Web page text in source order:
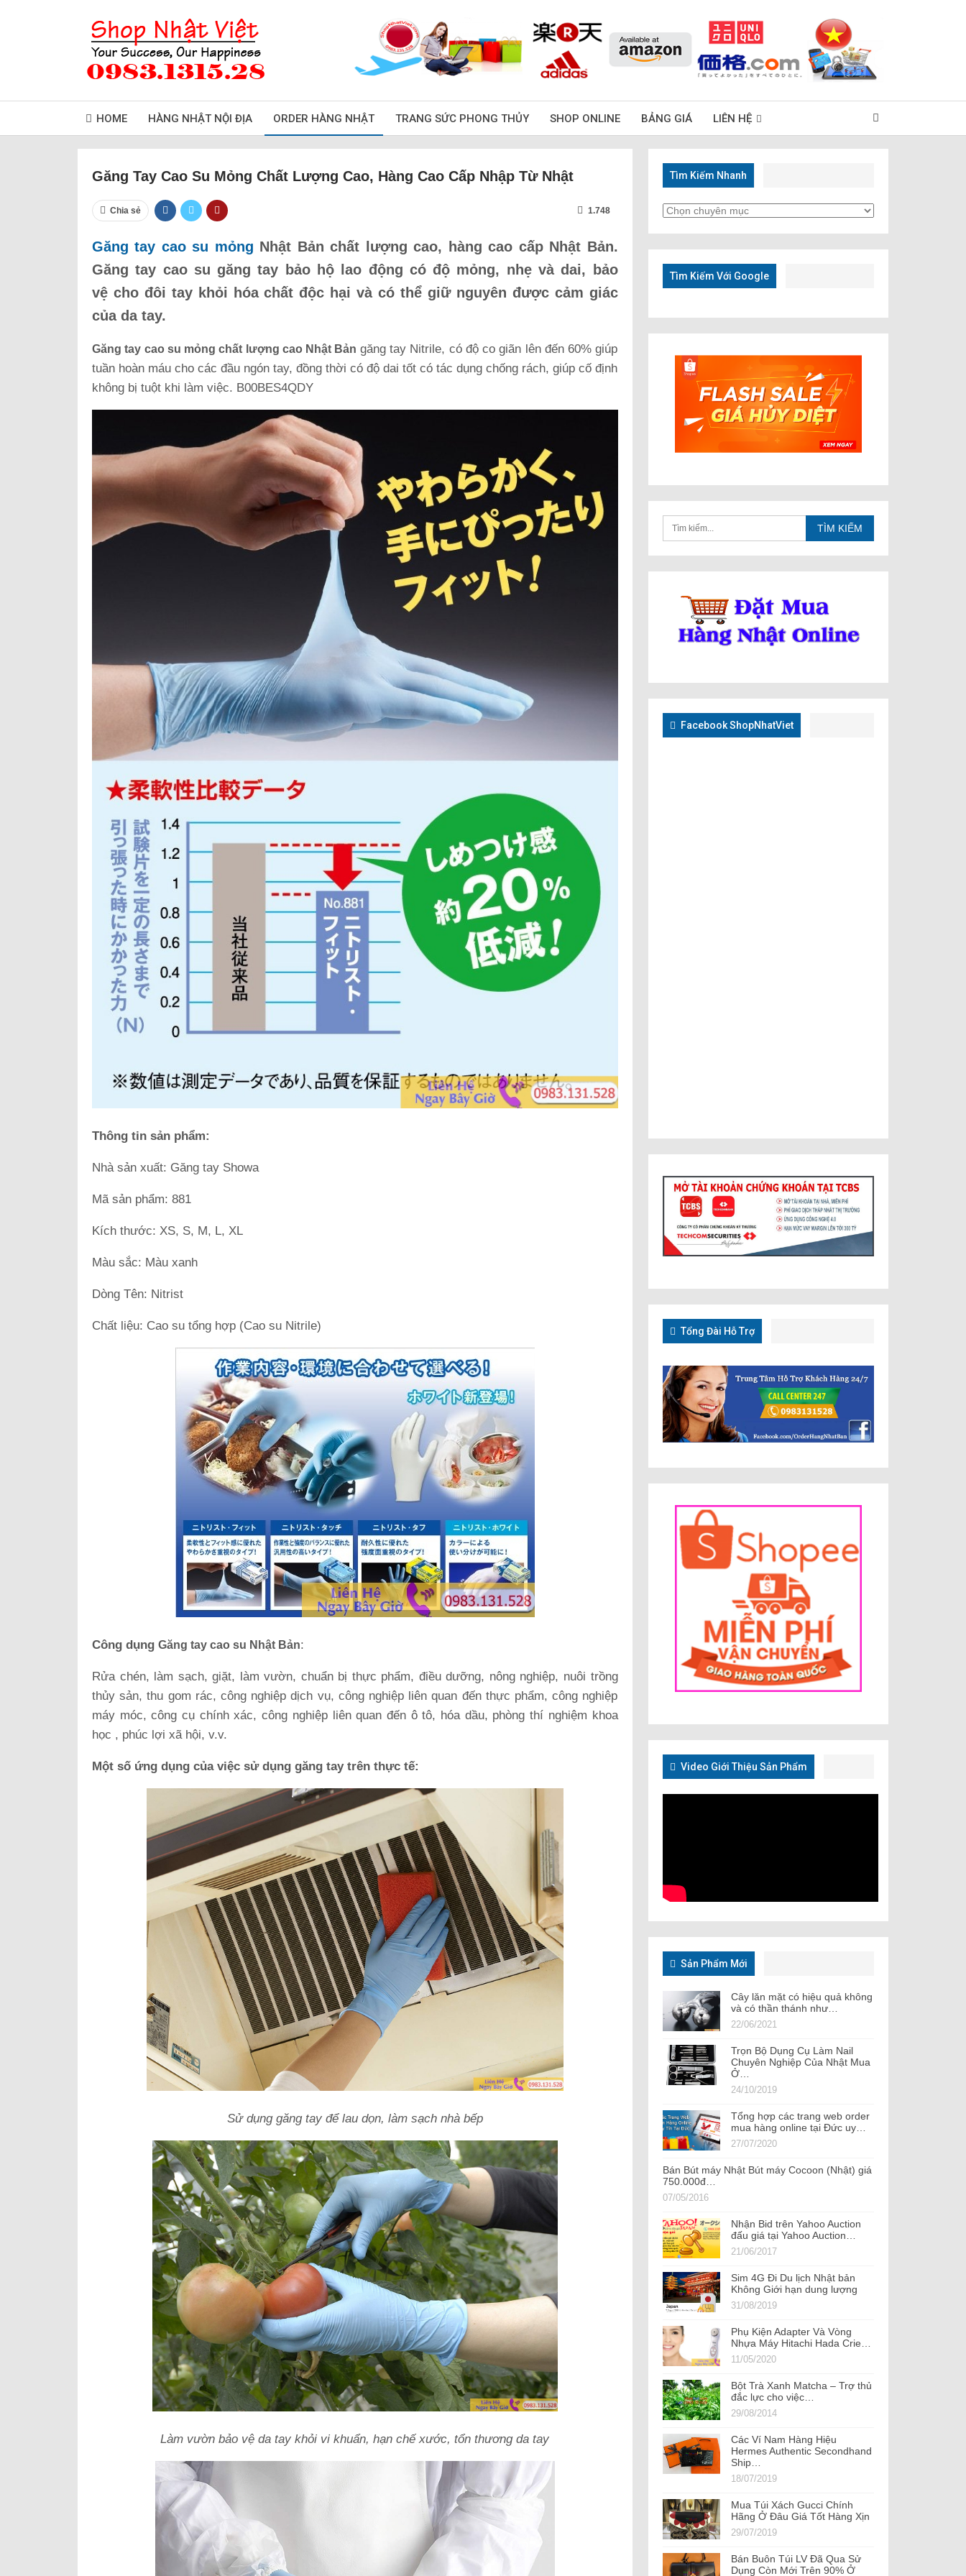
HOME HÀNG NHẬT NỘI ĐỊA ORDER HÀNG NHẬT TRANG SỨC PHONG THỦY SHOP ONLINE BẢNG GIÁ LIÊN HỆ
Găng Tay Cao Su Mỏng Chất Lượng Cao, Hàng Cao Cấp Nhập Từ Nhật
Chia sẻ 1.748
Găng tay cao su mỏng Nhật Bản chất lượng cao, hàng cao cấp Nhật Bản.
Găng tay cao su găng tay bảo hộ lao động có độ mỏng, nhẹ và dai, bảo
vệ cho đôi tay khỏi hóa chất độc hại và có thể giữ nguyên được cảm giác
của da tay.
Găng tay cao su mỏng chất lượng cao Nhật Bản găng tay Nitrile, có độ co giãn lên đến 60% giúp
tuần hoàn máu cho các đầu ngón tay, đồng thời có độ dai tốt có tác dụng chống rách, giúp cố định
không bị tuột khi làm việc. B00BES4QDY
Thông tin sản phẩm:
Nhà sản xuất: Găng tay Showa
Mã sản phẩm: 881
Kích thước: XS, S, M, L, XL
Màu sắc: Màu xanh
Dòng Tên: Nitrist
Chất liệu: Cao su tổng hợp (Cao su Nitrile)
Công dụng Găng tay cao su Nhật Bản:
Rửa chén, làm sạch, giặt, làm vườn, chuẩn bị thực phẩm, điều dưỡng, nông nghiệp, nuôi trồng
thủy sản, thu gom rác, công nghiệp dịch vụ, công nghiệp liên quan đến thực phẩm, công nghiệp
máy móc, công cụ chính xác, công nghiệp liên quan đến ô tô, hóa dầu, phòng thí nghiệm khoa
học , phúc lợi xã hội, v.v.
Một số ứng dụng của việc sử dụng găng tay trên thực tế:
Sử dụng găng tay để lau dọn, làm sạch nhà bếp
Làm vườn bảo vệ da tay khỏi vi khuẩn, hạn chế xước, tổn thương da tay
Tìm Kiếm Nhanh
Tìm
Tìm Kiếm Với Google
Facebook ShopNhatViet
Tổng Đài Hỗ Trợ
Video Giới Thiệu Sản Phẩm
Sản Phẩm Mới
Cây lăn mặt có hiệu quả không
và có thần thánh như…
22/06/2021
Trọn Bộ Dụng Cụ Làm Nail
Chuyên Nghiệp Của Nhật Mua
Ở…
24/10/2019
Tổng hợp các trang web order
mua hàng online tại Đức uy…
27/07/2020
Bán Bút máy Nhật Bút máy Cocoon (Nhật) giá
750.000đ…
07/05/2016
Nhận Bid trên Yahoo Auction
đấu giá tại Yahoo Auction…
21/06/2017
Sim 4G Đi Du lịch Nhật bản
Không Giới hạn dung lượng
31/08/2019
Phụ Kiện Adapter Và Vòng
Nhựa Máy Hitachi Hada Crie…
11/05/2020
Bột Trà Xanh Matcha – Trợ thủ
đắc lực cho việc…
29/08/2014
Các Ví Nam Hàng Hiệu
Hermes Authentic Secondhand
Ship…
18/07/2019
Mua Túi Xách Gucci Chính
Hãng Ở Đâu Giá Tốt Hàng Xịn
29/07/2019
Bán Buôn Túi LV Đã Qua Sử
Dụng Còn Mới Trên 90% Ở